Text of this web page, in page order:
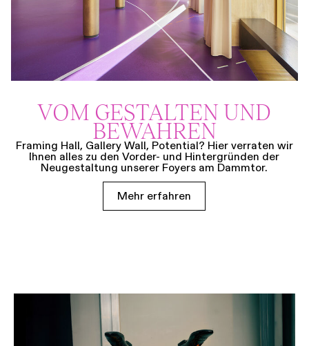
VOM GESTALTEN UND
BEWAHREN
Framing Hall, Gallery Wall, Potential? Hier verraten wir
Ihnen alles zu den Vorder- und Hintergründen der
Neugestaltung unserer Foyers am Dammtor.
Mehr erfahren